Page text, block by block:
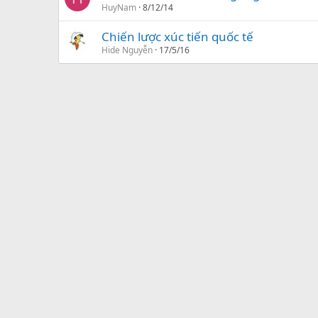
HuyNam 8/12/14
Chiến lược xúc tiến quốc tế
Hide Nguyễn 17/5/16